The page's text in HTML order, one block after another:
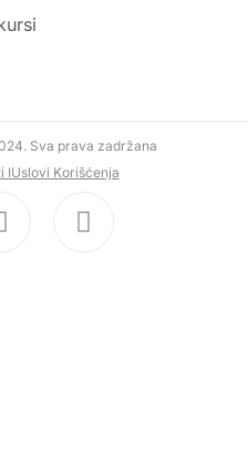
Sva prava zadržana
IUslovi Korišćenja